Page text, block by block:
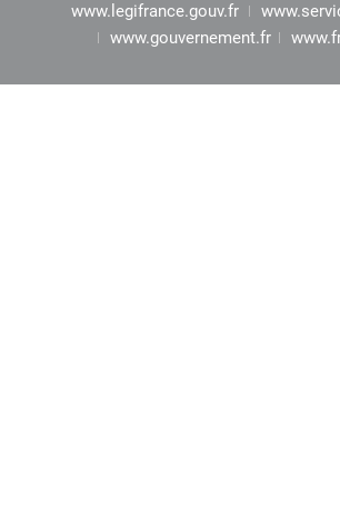
www.legifrance.gouv.fr
www.gouvernement.fr